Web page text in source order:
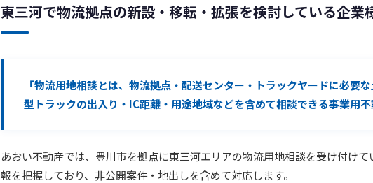
東三河で物流拠点の新設・移転・拡張を検討している企業
「物流用地相談とは、物流拠点・配送センター・トラックヤードに必要
型トラックの出入り・IC距離・用途地域などを含めて相談できる事業用不
あおい不動産では、豊川市を拠点に東三河エリアの物流用地相談を受け付け
報を把握しており、非公開案件・地出しを含めて対応します。